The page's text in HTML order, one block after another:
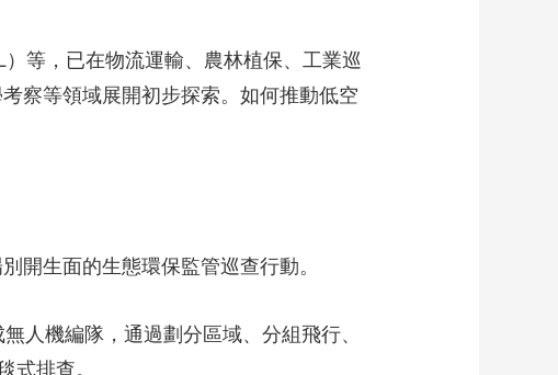
海洋 時尚 天氣 才藝 網展 央央好物
等，已在物流運輸、農林植保、工業巡
察等領域展開初步探索。如何推動低空
開生面的生態環保監管巡查行動。
人機編隊，通過劃分區域、分組飛行、
式排查。